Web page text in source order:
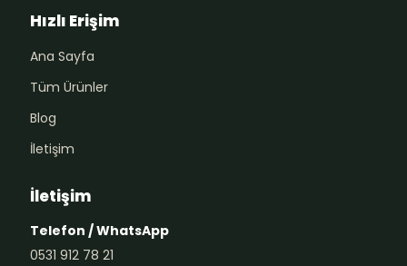
Hızlı Erişim
Ana Sayfa
Tüm Ürünler
Blog
İletişim
İletişim
Telefon / WhatsApp
0531 912 78 21